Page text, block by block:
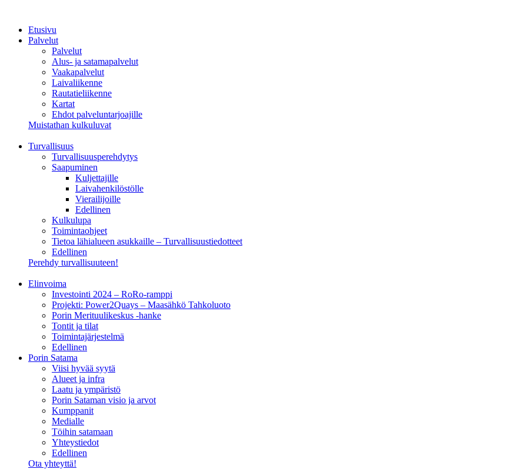
Etusivu
Palvelut
Palvelut
Alus- ja satamapalvelut
Vaakapalvelut
Laivaliikenne
Rautatieliikenne
Kartat
Ehdot palveluntarjoajille
Muistathan kulkuluvat
Turvallisuus
Turvallisuusperehdytys
Saapuminen
Kuljettajille
Laivahenkilöstölle
Vierailijoille
Edellinen
Kulkulupa
Toimintaohjeet
Tietoa lähialueen asukkaille – Turvallisuustiedotteet
Edellinen
Perehdy turvallisuuteen!
Elinvoima
Investointi 2024 – RoRo-ramppi
Projekti: Power2Quays – Maasähkö Tahkoluoto
Porin Merituulikeskus -hanke
Tontit ja tilat
Toimintajärjestelmä
Edellinen
Porin Satama
Viisi hyvää syytä
Alueet ja infra
Laatu ja ympäristö
Porin Sataman visio ja arvot
Kumppanit
Medialle
Töihin satamaan
Yhteystiedot
Edellinen
Ota yhteyttä!